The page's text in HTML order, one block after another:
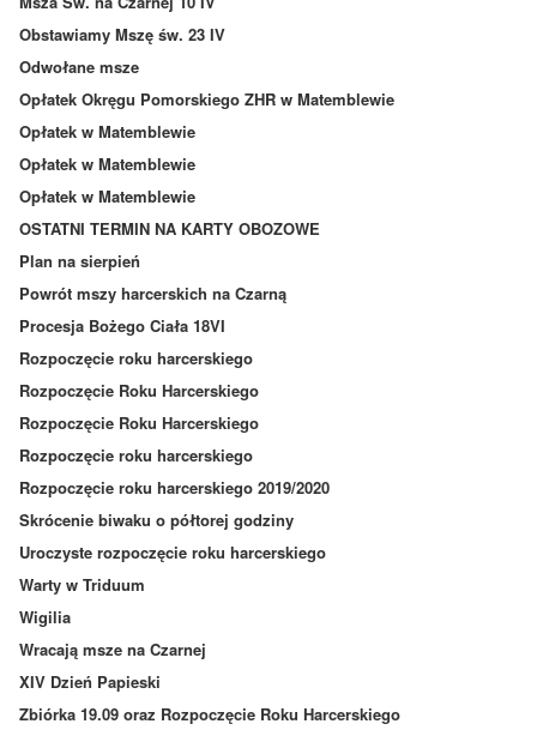
Obstawiamy Mszę św. 23 IV
Odwołane msze
Opłatek Okręgu Pomorskiego ZHR w Matemblewie
Opłatek w Matemblewie
Opłatek w Matemblewie
Opłatek w Matemblewie
OSTATNI TERMIN NA KARTY OBOZOWE
Plan na sierpień
Powrót mszy harcerskich na Czarną
Procesja Bożego Ciała 18VI
Rozpoczęcie roku harcerskiego
Rozpoczęcie Roku Harcerskiego
Rozpoczęcie Roku Harcerskiego
Rozpoczęcie roku harcerskiego
Rozpoczęcie roku harcerskiego 2019/2020
Skrócenie biwaku o półtorej godziny
Uroczyste rozpoczęcie roku harcerskiego
Warty w Triduum
Wigilia
Wracają msze na Czarnej
XIV Dzień Papieski
Zbiórka 19.09 oraz Rozpoczęcie Roku Harcerskiego